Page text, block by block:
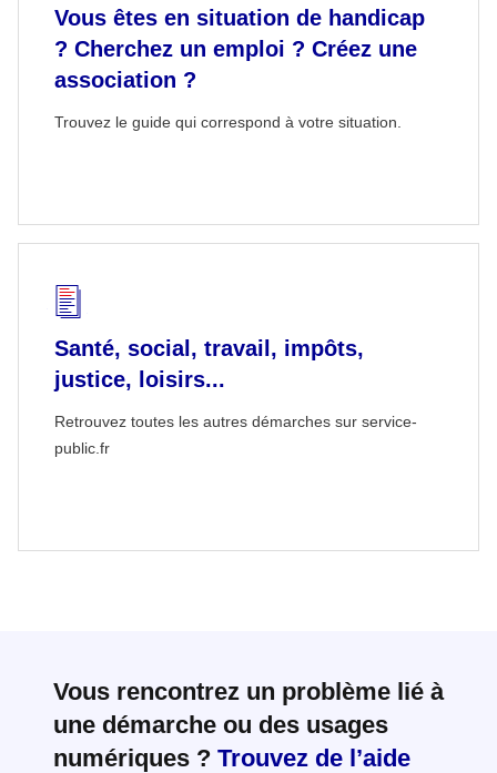
Vous êtes en situation de handicap
? Cherchez un emploi ? Créez une
association ?
Trouvez le guide qui correspond à votre situation.
Santé, social, travail, impôts,
justice, loisirs...
Retrouvez toutes les autres démarches sur service-
public.fr
Vous rencontrez un problème lié à
une démarche ou des usages
numériques ? Trouvez de l’aide